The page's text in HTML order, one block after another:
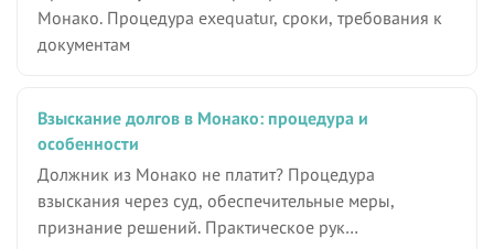
Монако. Процедура exequatur, сроки, требования к
документам
Взыскание долгов в Монако: процедура и
особенности
Должник из Монако не платит? Процедура
взыскания через суд, обеспечительные меры,
признание решений. Практическое рук…